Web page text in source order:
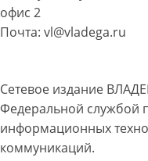
офис 2
Почта: vl@vladega.ru
Сетевое издание
Федеральной службой
информационных
коммуникаций.